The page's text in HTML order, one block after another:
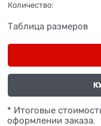
Количество:
Таблица размеров
* Итоговые
оформлении заказа.